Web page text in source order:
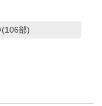
部)